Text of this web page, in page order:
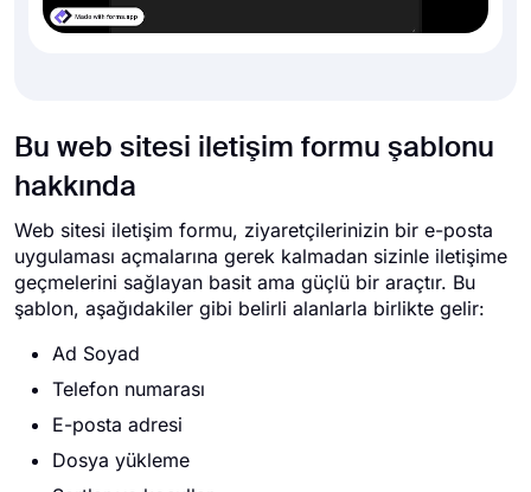
Bu web sitesi iletişim formu şablonu
hakkında
Web sitesi iletişim formu, ziyaretçilerinizin bir e-posta
uygulaması açmalarına gerek kalmadan sizinle iletişime
geçmelerini sağlayan basit ama güçlü bir araçtır. Bu
şablon, aşağıdakiler gibi belirli alanlarla birlikte gelir:
Ad Soyad
Telefon numarası
E-posta adresi
Dosya yükleme